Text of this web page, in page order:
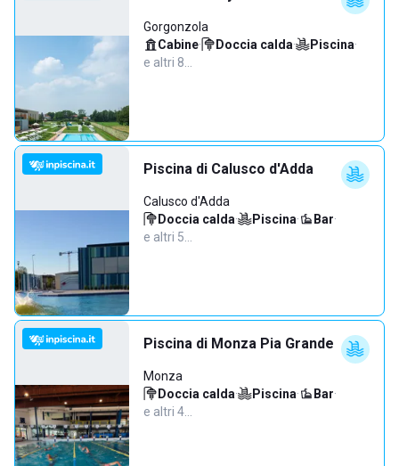
Gorgonzola
Cabine· Doccia calda· Piscina·
e altri 8…
Piscina di Calusco d'Adda
Calusco d'Adda
Doccia calda· Piscina· Bar·
e altri 5…
Piscina di Monza Pia Grande
Monza
Doccia calda· Piscina· Bar·
e altri 4…